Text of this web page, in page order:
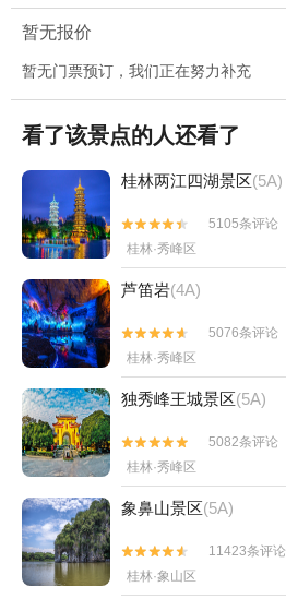
暂无报价
暂无门票预订，我们正在努力补充
看了该景点的人还看了
桂林两江四湖景区(5A)


5105条评论
桂林·秀峰区
芦笛岩(4A)


5076条评论
桂林·秀峰区
独秀峰王城景区(5A)


5082条评论
桂林·秀峰区
象鼻山景区(5A)


11423条评论
桂林·象山区